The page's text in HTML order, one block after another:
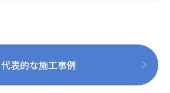
代表的な施工事例